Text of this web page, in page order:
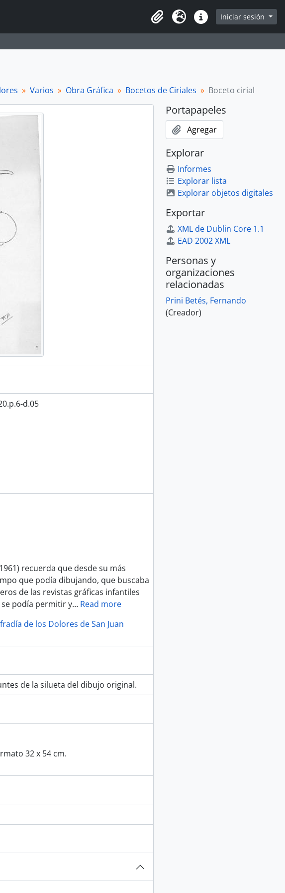
in browse page
Portapapeles
Idioma Enlaces rápidos
Iniciar sesión
Varios Obra Gráfica Bocetos de Ciriales Boceto cirial
d.05
recuerda que desde su más
que podía dibujando, que buscaba
de las revistas gráficas infantiles
se podía permitir y… Read more
de los Dolores de San Juan
de la silueta del dibujo original.
32 x 54 cm.
Portapapeles
Agregar
Explorar
Informes
Explorar lista
Explorar objetos digitales
Exportar
XML de Dublin Core 1.1
EAD 2002 XML
Personas y
organizaciones
relacionadas
Prini Betés, Fernando
(Creador)